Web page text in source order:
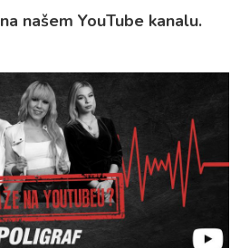
na našem YouTube kanalu.